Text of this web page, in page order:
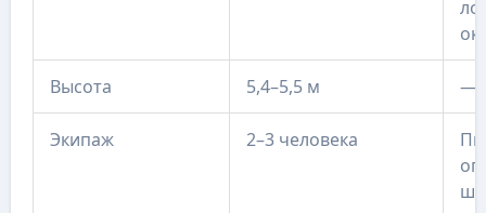
Высота 5,4–5,5 м —
Экипаж 2–3 человека